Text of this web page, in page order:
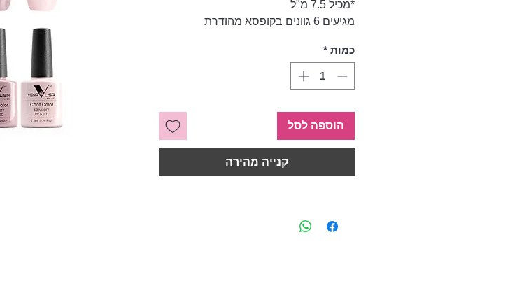
*מכיל 7.5 מ"ל
מגיעים 6 גוונים בקופסא מהודרת
כמות *
הוספה לסל
קנייה מהירה